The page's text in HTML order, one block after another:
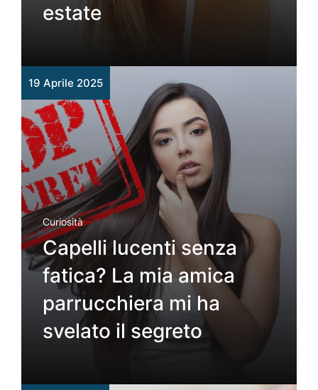
estate
19 Aprile 2025
Curiosità
Capelli lucenti senza
fatica? La mia amica
parrucchiera mi ha
svelato il segreto